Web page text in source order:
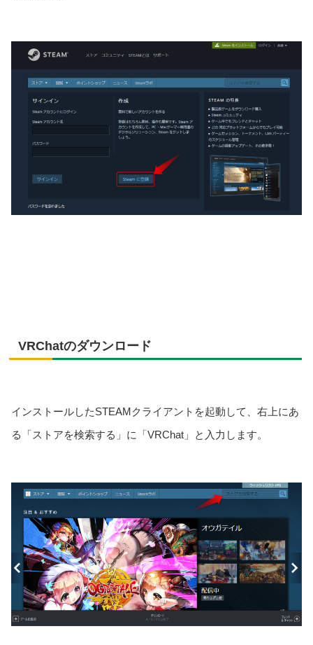
VRChatのダウンロード
インストールしたSTEAMクライアントを起動して、右上にあ
る「ストアを検索する」に「VRChat」と入力します。